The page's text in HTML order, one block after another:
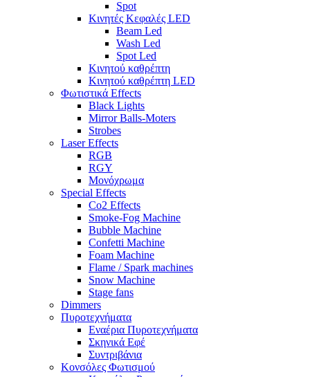
Spot
Κινητές Κεφαλές LED
Beam Led
Wash Led
Spot Led
Κινητού καθρέπτη
Κινητού καθρέπτη LED
Φωτιστικά Effects
Black Lights
Mirror Balls-Moters
Strobes
Laser Effects
RGB
RGY
Μονόχρωμα
Special Effects
Co2 Effects
Smoke-Fog Machine
Bubble Machine
Confetti Machine
Foam Machine
Flame / Spark machines
Snow Machine
Stage fans
Dimmers
Πυροτεχνήματα
Εναέρια Πυροτεχνήματα
Σκηνικά Εφέ
Συντριβάνια
Κονσόλες Φωτισμού